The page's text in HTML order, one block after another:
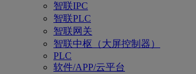
智联IPC
智联PLC
智联网关
智联中枢（大屏控制器）
PLC
软件/APP/云平台